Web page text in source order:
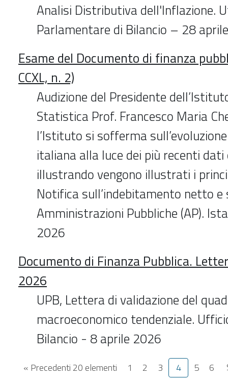
Analisi Distributiva dell'Inflazione.
Parlamentare di Bilancio – 28
Esame del Documento di finanza
CCXL, n. 2)
Audizione del Presidente
Statistica Prof. Francesco Maria
l’Istituto si sofferma
italiana alla luce dei più recenti
illustrando vengono illustrati i
Notifica sull’indebitamento netto e
Amministrazioni Pubbliche (AP).
2026
Documento di Finanza Pubblica.
2026
UPB, Lettera di validazione del
macroeconomico tendenziale.
Bilancio - 8 aprile 2026
« Precedenti 20 elementi 1 2 3 4 5
6